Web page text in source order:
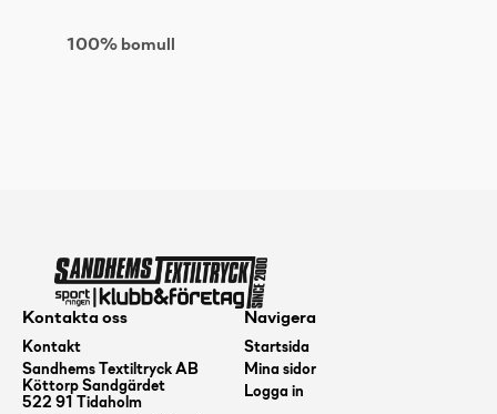
100% bomull
Kontakta oss
Kontakt
Sandhems Textiltryck AB
Köttorp Sandgärdet
522 91 Tidaholm
Navigera
Startsida
Mina sidor
Logga in